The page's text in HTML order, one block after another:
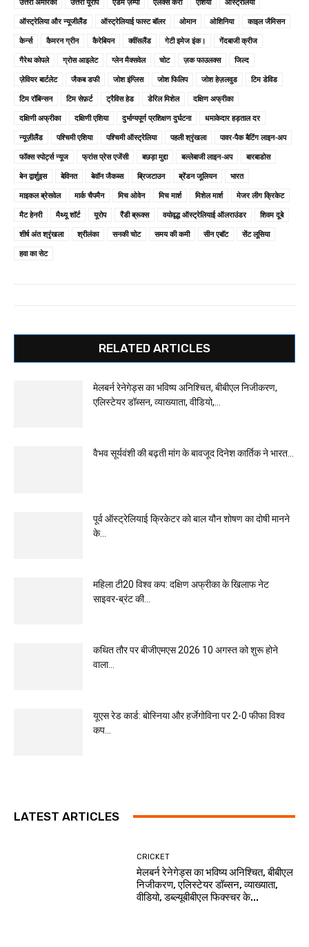
ऑस्ट्रेलिया और न्यूजीलैंड
ऑस्ट्रेलियाई फास्ट बॉलर ओमान ओशिनिया
काइल जैमिसन
केर्न्स
कैमरन ग्रीन कैरेबियन क्वींसलैंड गेटी इमेज इंक।
गेंदबाजी क्रीज
गैरेथ कोपले
ग्रोस आइलेट ग्लेन मैक्सवेल चोट ज़क फाउलक्स
जिल्द
ज़ेवियर बार्टलेट
जैकब डफी जोश इंग्लिस जोश फिलिप जोश हेज़लवुड
टिम डेविड
टिम रॉबिन्सन
टिम सेफ़र्ट ट्रैविस हेड डेरिल मिशेल
दक्षिण अफ्रीका
दक्षिणी अफ्रीका
दक्षिणी एशिया दुर्भाग्यपूर्ण प्रशिक्षण दुर्घटना
धमाकेदार हड़ताल दर
न्यूज़ीलैंड
पश्चिमी एशिया पश्चिमी ऑस्ट्रेलिया पहली श्रृंखला
पावर-पैक बैटिंग लाइन-अप
फॉक्स स्पोर्ट्स न्यूज
फ्रांस प्रेस एजेंसी बछड़ा मुद्दा बल्लेबाजी लाइन-अप
बारबाडोस
बेन द्वार्शुइस
बेविनत बेवॉन जैकब्स ब्रिजटाउन ब्रेंडन जूलियन
भारत
माइकल ब्रेसवेल
मार्क चैपमैन मिच ओवेन मिच मार्श मिशेल मार्श
मेजर लीग क्रिकेट
मैट हेनरी
मैथ्यू शॉर्ट यूरोप रैंडी ब्रूक्स वयोवृद्ध ऑस्ट्रेलियाई ऑलराउंडर
शिवम दूबे
शीर्ष अंत श्रृंखला
श्रीलंका सनकी चोट समय की कमी सीन एबॉट
सेंट लूसिया
हवा का सेट
RELATED ARTICLES
मेलबर्न रेनेगेड्स का भविष्य अनिश्चित, बीबीएल निजीकरण,
एलिस्टेयर डॉब्सन, व्याख्याता, वीडियो,...
वैभव सूर्यवंशी की बढ़ती मांग के बावजूद दिनेश कार्तिक ने भारत...
पूर्व ऑस्ट्रेलियाई क्रिकेटर को बाल यौन शोषण का दोषी मानने
के...
महिला टी20 विश्व कप: दक्षिण अफ्रीका के खिलाफ नेट
साइवर-ब्रंट की...
कथित तौर पर बीजीएमएस 2026 10 अगस्त को शुरू होने
वाला...
यूएस रेड कार्ड: बोस्निया और हर्जेगोविना पर 2-0 फीफा विश्व
कप...
LATEST ARTICLES
CRICKET
मेलबर्न रेनेगेड्स का भविष्य अनिश्चित, बीबीएल
निजीकरण, एलिस्टेयर डॉब्सन, व्याख्याता,
वीडियो, डब्ल्यूबीबीएल फिक्स्चर के...